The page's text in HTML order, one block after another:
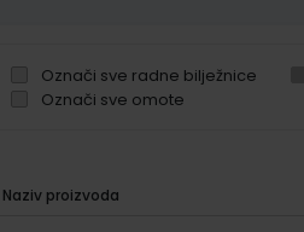
Označi sve radne bilježnice
Označi sve omote
Naziv proizvoda